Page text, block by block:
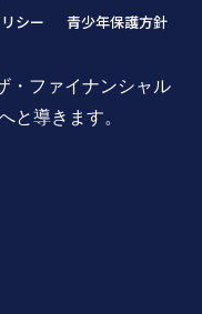
シー 青少年保護方針
・ファイナンシャル
と導きます。